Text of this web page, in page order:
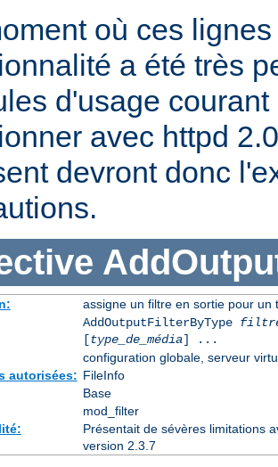
où ces
a été très
d'usage
avec httpd
devront donc
assigne un filtre en sortie pour un
AddOutputFilterByType
[type_de_média] ...
configuration globale, serveur
autorisées: FileInfo
Base
mod_filter
Présentait de sévères limitations
version 2.3.7